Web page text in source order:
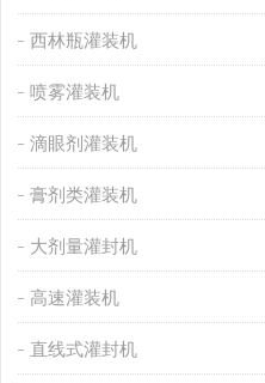
西林瓶灌装机
喷雾灌装机
滴眼剂灌装机
膏剂类灌装机
大剂量灌封机
高速灌装机
直线式灌封机